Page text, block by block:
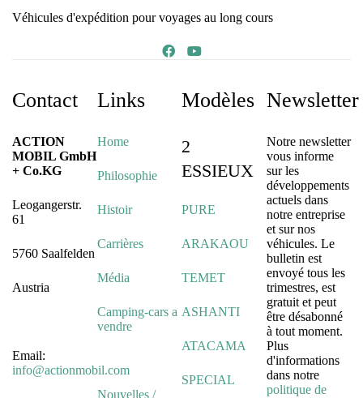
Véhicules d'expédition pour voyages au long cours
Contact
ACTION
MOBIL GmbH
+ Co.KG
Leogangerstr.
61
5760 Saalfelden
Austria
Email:
info@actionmobil.com
Links
Home
Philosophie
Histoir
Carrières
Média
Camping-cars a
vendre
Nouvelles /
Modèles
2
ESSIEUX
PURE
ARAKAOU
TEMET
ASHANTI
ATACAMA
SPECIAL
Newsletter
Notre newsletter
vous informe
sur les
développements
actuels dans
notre entreprise
et sur nos
véhicules. Le
bulletin est
envoyé tous les
trimestres, est
gratuit et peut
être désabonné
à tout moment.
Plus
d'informations
dans notre
politique de